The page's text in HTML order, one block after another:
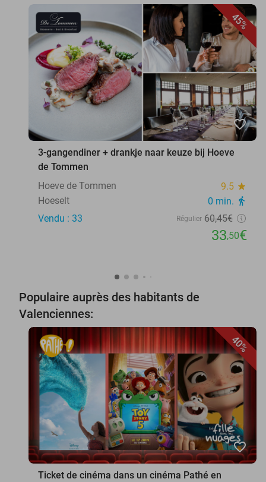
45%
favorite_border
3-gangendiner + drankje naar keuze bij Hoeve
de Tommen
Hoeve de Tommen
9.5 star
Hoeselt 0 min. directions_walk
Vendu : 33 Régulier 60,45€
33,50€
Populaire auprès des habitants de
Valenciennes:
40%
favorite_border
Ticket de cinéma dans un cinéma Pathé en